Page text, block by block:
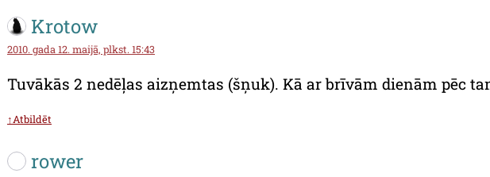
Krotow
2010. gada 12. maijā, plkst. 15:43
Tuvākās 2 nedēļas aizņemtas (šņuk). Kā ar brīvām dienām pēc
↑Atbildēt
rower